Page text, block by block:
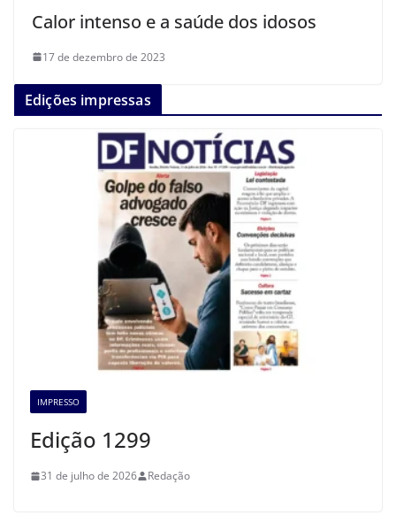
Calor intenso e a saúde dos idosos
17 de dezembro de 2023
Edições impressas
IMPRESSO
Edição 1299
31 de julho de 2026 Redação